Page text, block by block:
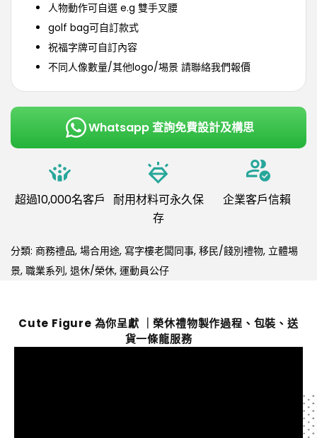
人物動作可自選 e.g 雙手叉腰
golf bag可自訂款式
祝福字牌可自訂內容
不同人像數量/其他logo/埸景 請聯絡我們報價
Whatsapp 查詢免費設計及構思
超過10,000名客戶 耐用材料可永久保
存
企業客戶信賴
分類: 商務禮品, 場合用途, 寫字樓老闆同事, 移民/餞別禮物, 立體埸
景, 職業系列, 退休/榮休, 運動員公仔
Cute Figure 為你呈獻 ｜榮休禮物製作過程、包裝、送
貨一條龍服務